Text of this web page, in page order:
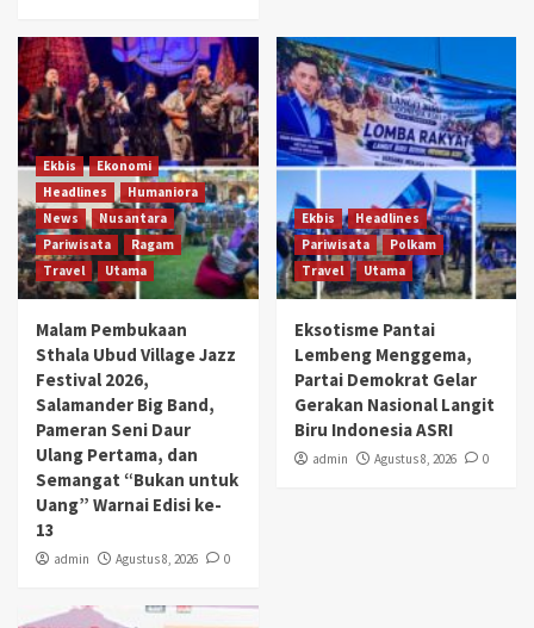
Ekbis
Ekonomi
Headlines
Humaniora
News
Nusantara
Pariwisata
Ragam
Travel
Utama
Malam Pembukaan
Sthala Ubud Village Jazz
Festival 2026,
Salamander Big Band,
Pameran Seni Daur
Ulang Pertama, dan
Semangat “Bukan untuk
Uang” Warnai Edisi ke-
13
admin Agustus 8, 2026 0
Ekbis
Headlines
Pariwisata
Polkam
Travel
Utama
Eksotisme Pantai
Lembeng Menggema,
Partai Demokrat Gelar
Gerakan Nasional Langit
Biru Indonesia ASRI
admin Agustus 8, 2026 0